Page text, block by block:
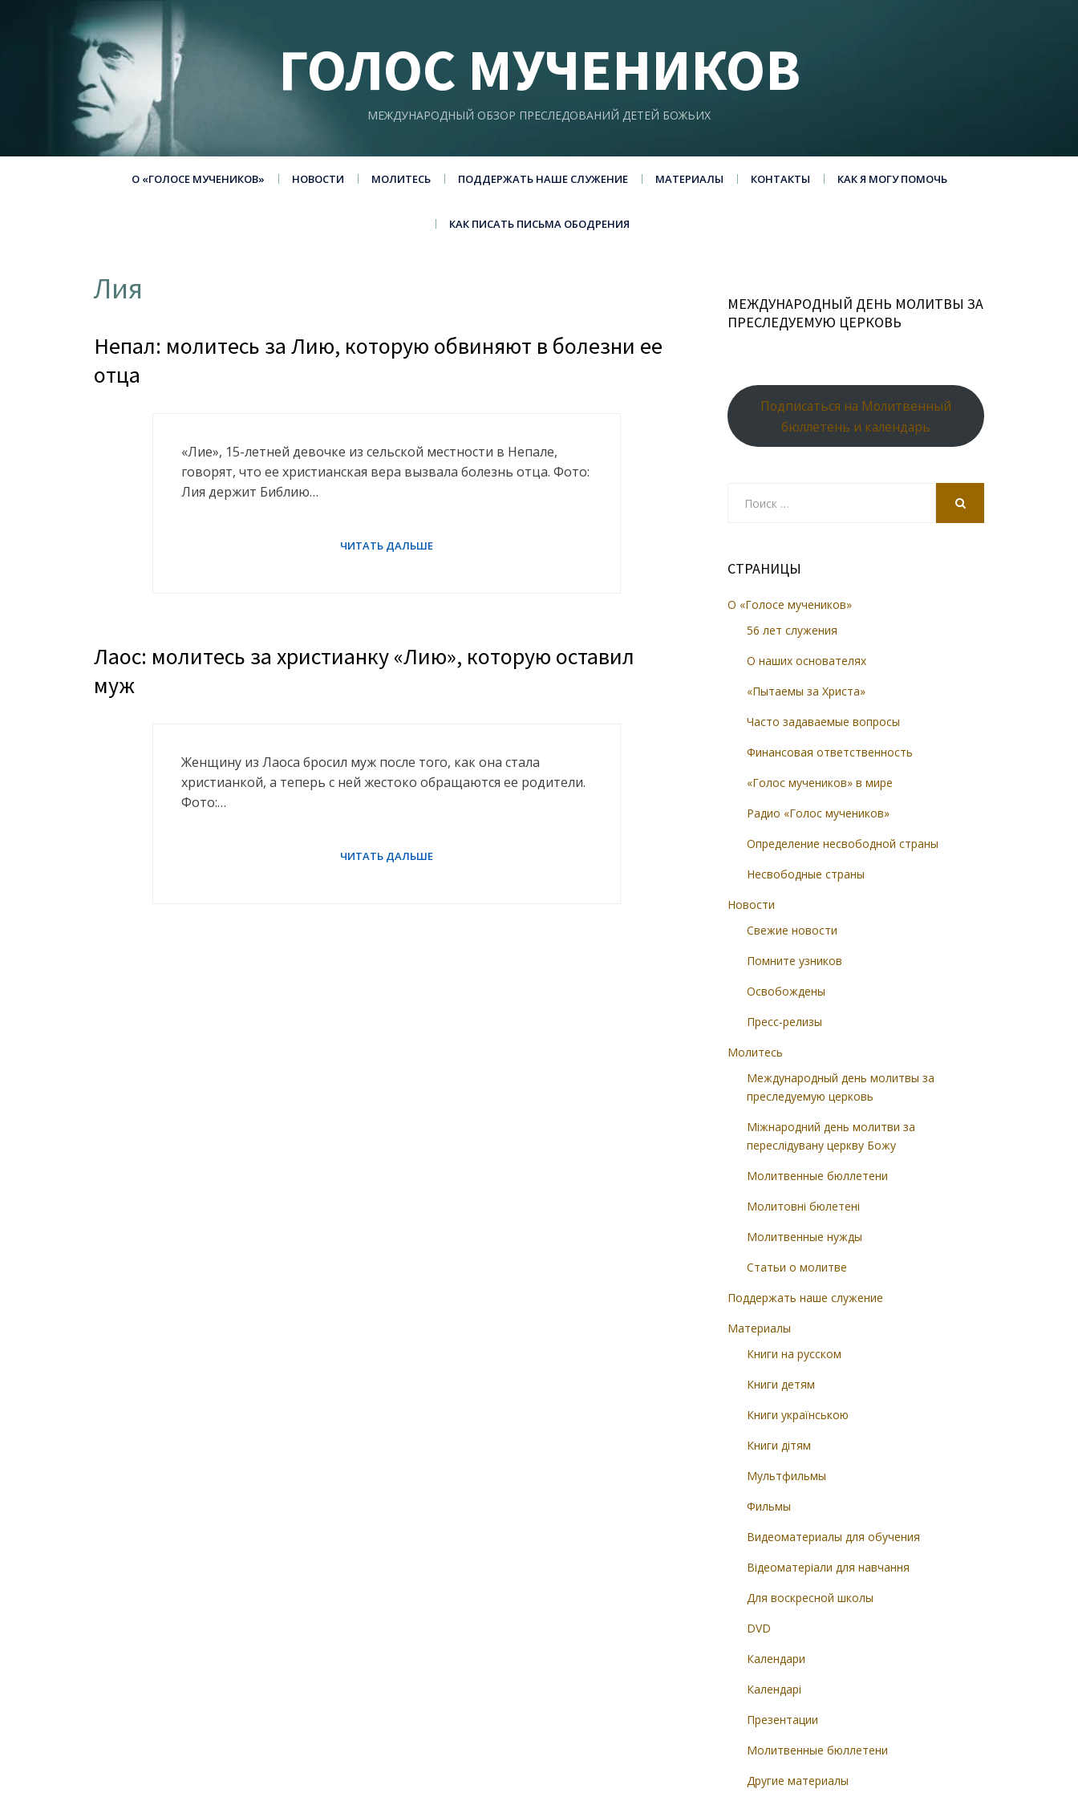
ГОЛОС МУЧЕНИКОВ
МЕЖДУНАРОДНЫЙ ОБЗОР ПРЕСЛЕДОВАНИЙ ДЕТЕЙ БОЖЬИХ
О «ГОЛОСЕ МУЧЕНИКОВ» НОВОСТИ МОЛИТЕСЬ ПОДДЕРЖАТЬ НАШЕ СЛУЖЕНИЕ МАТЕРИАЛЫ КОНТАКТЫ КАК Я МОГУ ПОМОЧЬ
КАК ПИСАТЬ ПИСЬМА ОБОДРЕНИЯ
Лия
Непал: молитесь за Лию, которую обвиняют в болезни ее
отца
«Лие», 15-летней девочке из сельской местности в Непале,
говорят, что ее христианская вера вызвала болезнь отца. Фото:
Лия держит Библию…
Лаос: молитесь за христианку «Лию», которую оставил
муж
Женщину из Лаоса бросил муж после того, как она стала
христианкой, а теперь с ней жестоко обращаются ее родители.
Фото:…
МЕЖДУНАРОДНЫЙ ДЕНЬ МОЛИТВЫ ЗА
ПРЕСЛЕДУЕМУЮ ЦЕРКОВЬ
Подписаться на Молитвенный
бюллетень и календарь
СТРАНИЦЫ
О «Голосе мучеников»
56 лет служения
О наших основателях
«Пытаемы за Христа»
Часто задаваемые вопросы
Финансовая ответственность
«Голос мучеников» в мире
Радио «Голос мучеников»
Определение несвободной страны
Несвободные страны
Новости
Свежие новости
Помните узников
Освобождены
Пресс-релизы
Молитесь
Международный день молитвы за
преследуемую церковь
Міжнародний день молитви за
переслідувану церкву Божу
Молитвенные бюллетени
Молитовні бюлетені
Молитвенные нужды
Статьи о молитве
Поддержать наше служение
Материалы
Книги на русском
Книги детям
Книги українською
Книги дітям
Мультфильмы
Фильмы
Видеоматериалы для обучения
Відеоматеріали для навчання
Для воскресной школы
DVD
Календари
Календарі
Презентации
Молитвенные бюллетени
Другие материалы